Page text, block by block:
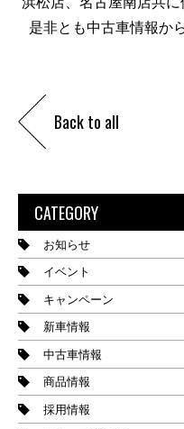
是非とも中古車情報か
Back to all
CATEGORY
お知らせ
イベント
キャンペーン
新車情報
中古車情報
商品情報
採用情報